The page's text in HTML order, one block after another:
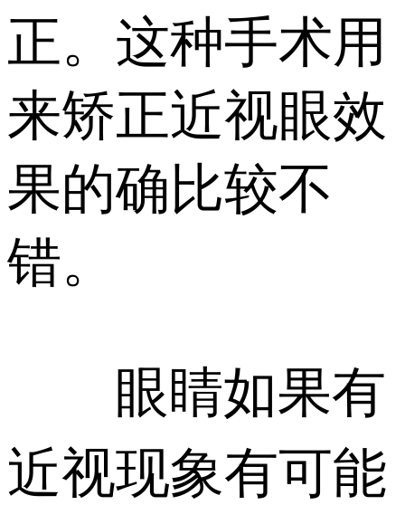
正。这种手术用
来矫正近视眼效
果的确比较不
错。
眼睛如果有
近视现象有可能